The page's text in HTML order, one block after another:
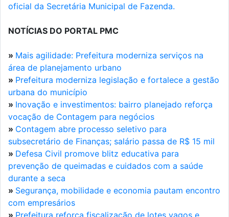
oficial da Secretária Municipal de Fazenda.
NOTÍCIAS DO PORTAL PMC
» Mais agilidade: Prefeitura moderniza serviços na
área de planejamento urbano
» Prefeitura moderniza legislação e fortalece a gestão
urbana do município
» Inovação e investimentos: bairro planejado reforça
vocação de Contagem para negócios
» Contagem abre processo seletivo para
subsecretário de Finanças; salário passa de R$ 15 mil
» Defesa Civil promove blitz educativa para
prevenção de queimadas e cuidados com a saúde
durante a seca
» Segurança, mobilidade e economia pautam encontro
com empresários